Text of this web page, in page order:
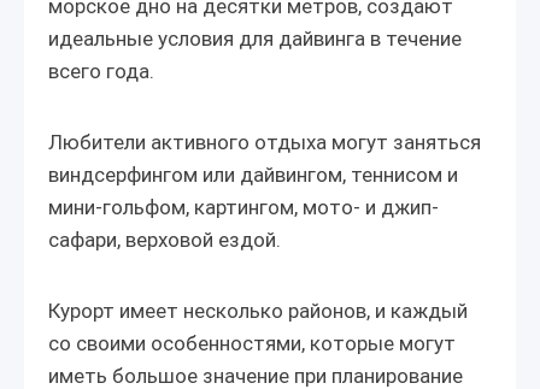
морское дно на десятки метров, создают
идеальные условия для дайвинга в течение
всего года.
Любители активного отдыха могут заняться
виндсерфингом или дайвингом, теннисом и
мини-гольфом, картингом, мото- и джип-
сафари, верховой ездой.
Курорт имеет несколько районов, и каждый
со своими особенностями, которые могут
иметь большое значение при планирование